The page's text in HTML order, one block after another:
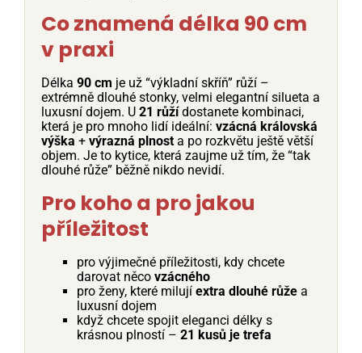
Co znamená délka 90 cm
v praxi
Délka 90 cm je už “výkladní skříň” růží –
extrémně dlouhé stonky, velmi elegantní silueta a
luxusní dojem. U 21 růžídostanete kombinaci,
která je pro mnoho lidí ideální: vzácná královská
výška + výrazná plnosta po rozkvětu ještě větší
objem. Je to kytice, která zaujme už tím, že “tak
dlouhé růže” běžně nikdo nevidí.
Pro koho a pro jakou
příležitost
pro výjimečné příležitosti, kdy chcete
darovat něco vzácného
pro ženy, které milují extra dlouhé růže a
luxusní dojem
když chcete spojit eleganci délky s
krásnou plností – 21 kusů je trefa